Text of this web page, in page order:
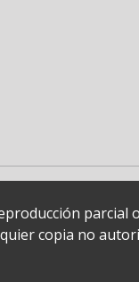
parcial
copia no